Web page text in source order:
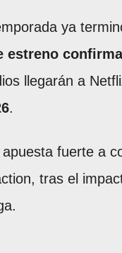
ya
estreno
llegarán a
.
fuerte a
tras el